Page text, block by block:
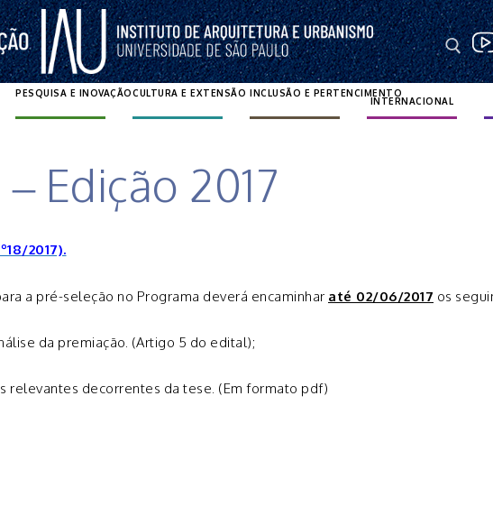
Pesquisar por:
PESQUISA E INOVAÇÃOCULTURA E EXTENSÃO INCLUSÃO E PERTENCIMENTO
INTERNACIONAL
Edição 2017
2017).
a pré-seleção no Programa deverá encaminhar até 02/06/2017 os
da premiação. (Artigo 5 do edital);
relevantes decorrentes da tese. (Em formato pdf)